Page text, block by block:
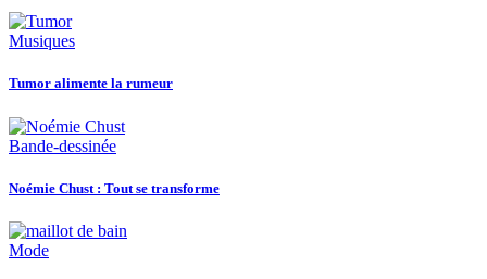
Musiques
Tumor alimente la rumeur
Bande-dessinée
Noémie Chust : Tout se transforme
Mode